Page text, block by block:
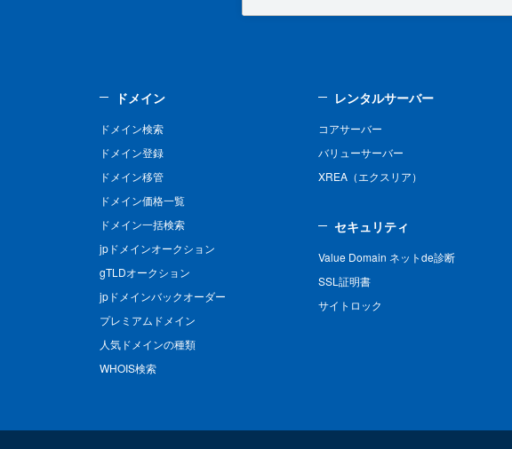
ドメイン
ドメイン検索
ドメイン登録
ドメイン移管
ドメイン価格一覧
ドメイン一括検索
jpドメインオークション
gTLDオークション
jpドメインバックオーダー
プレミアムドメイン
人気ドメインの種類
WHOIS検索
レンタルサーバー
コアサーバー
バリューサーバー
XREA（エクスリア）
セキュリティ
Value Domain ネットde診断
SSL証明書
サイトロック